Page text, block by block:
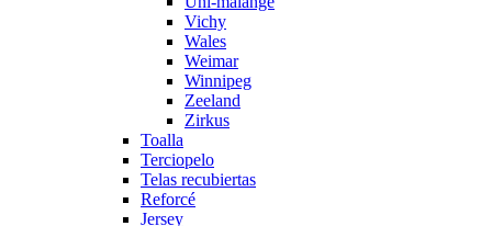
Vichy
Wales
Weimar
Winnipeg
Zeeland
Zirkus
Toalla
Terciopelo
Telas recubiertas
Reforcé
Jersey